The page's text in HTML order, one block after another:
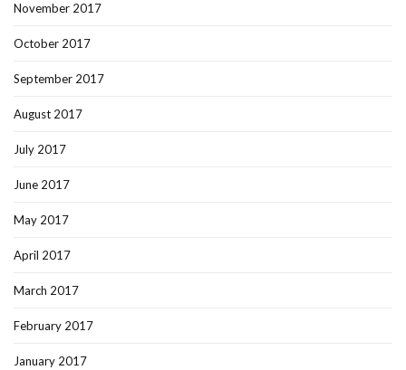
November 2017
October 2017
September 2017
August 2017
July 2017
June 2017
May 2017
April 2017
March 2017
February 2017
January 2017